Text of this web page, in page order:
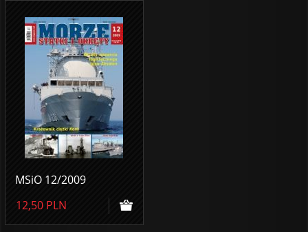
MSiO 12/2009
12,50 PLN